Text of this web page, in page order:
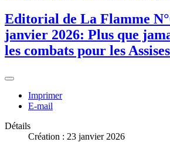
Editorial de La Flamme
janvier 2026: Plus que
les combats pour les
Imprimer
E-mail
Détails
Création : 23 janvier 2026